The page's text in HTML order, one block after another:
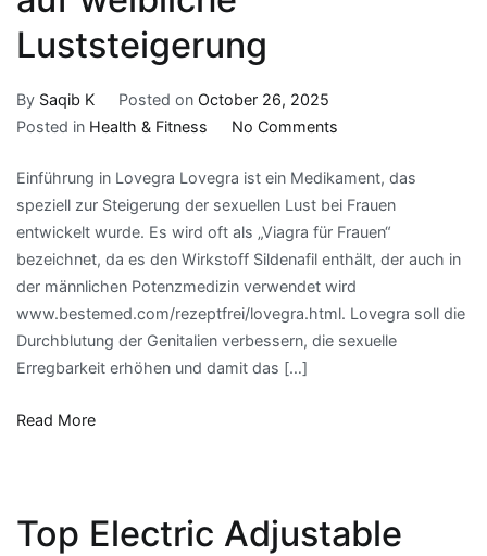
Luststeigerung
By Saqib K Posted on October 26, 2025
Posted in Health & Fitness No Commentson
und
seine
Wirkung
auf
weibliche
Luststeigerung
Einführung in Lovegra Lovegra ist ein Medikament, das
speziell zur Steigerung der sexuellen Lust bei Frauen
entwickelt wurde. Es wird oft als „Viagra für Frauen“
bezeichnet, da es den Wirkstoff Sildenafil enthält, der auch in
der männlichen Potenzmedizin verwendet wird
www.bestemed.com/rezeptfrei/lovegra.html. Lovegra soll die
Durchblutung der Genitalien verbessern, die sexuelle
Erregbarkeit erhöhen und damit das […]
Read More
Top Electric Adjustable